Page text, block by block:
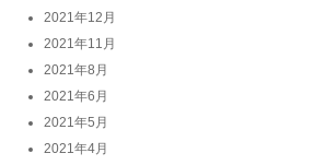
2021年12月
2021年11月
2021年8月
2021年6月
2021年5月
2021年4月